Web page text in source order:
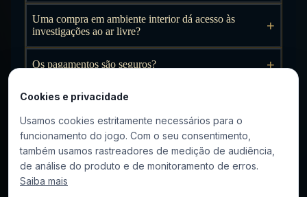
Uma compra em ambiente interior dá acesso às
investigações ao ar livre?
+
Os pagamentos são seguros? +
Posso obter um reembolso?
Quais são as formas de pagamento?
Quando serei cobrado?
Cookies e privacidade
Usamos cookies estritamente necessários para o
funcionamento do jogo. Com o seu consentimento,
também usamos rastreadores de medição de audiência,
de análise do produto e de monitoramento de erros.
Saiba mais